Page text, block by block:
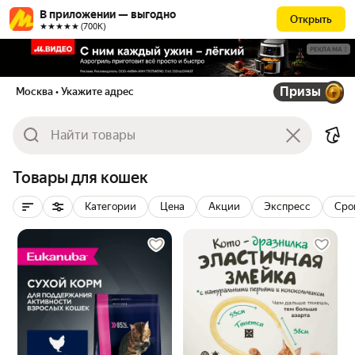
В приложении — выгодно
★★★★★ (700К)
Открыть
РЕКЛАМА
Москва • Укажите адрес Призы
Товары для кошек
Категории Цена Акции Экспресс